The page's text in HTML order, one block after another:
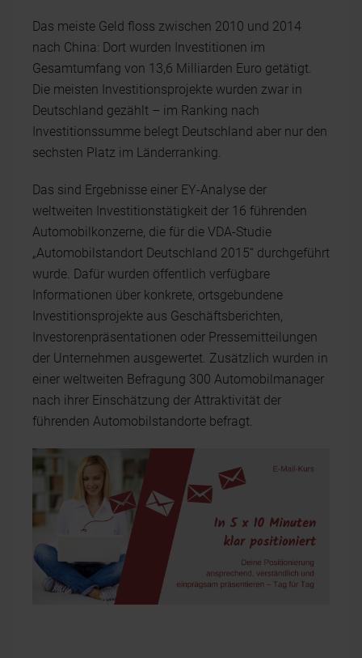
Das meiste Geld floss zwischen 2010 und 2014
nach China: Dort wurden Investitionen im
Gesamtumfang von 13,6 Milliarden Euro getätigt.
Die meisten Investitionsprojekte wurden zwar in
Deutschland gezählt – im Ranking nach
Investitionssumme belegt Deutschland aber nur den
sechsten Platz im Länderranking.
Das sind Ergebnisse einer EY-Analyse der
weltweiten Investitionstätigkeit der 16 führenden
Automobilkonzerne, die für die VDA-Studie
„Automobilstandort Deutschland 2015“ durchgeführt
wurde. Dafür wurden öffentlich verfügbare
Informationen über konkrete, ortsgebundene
Investitionsprojekte aus Geschäftsberichten,
Investorenpräsentationen oder Pressemitteilungen
der Unternehmen ausgewertet. Zusätzlich wurden in
einer weltweiten Befragung 300 Automobilmanager
nach ihrer Einschätzung der Attraktivität der
führenden Automobilstandorte befragt.